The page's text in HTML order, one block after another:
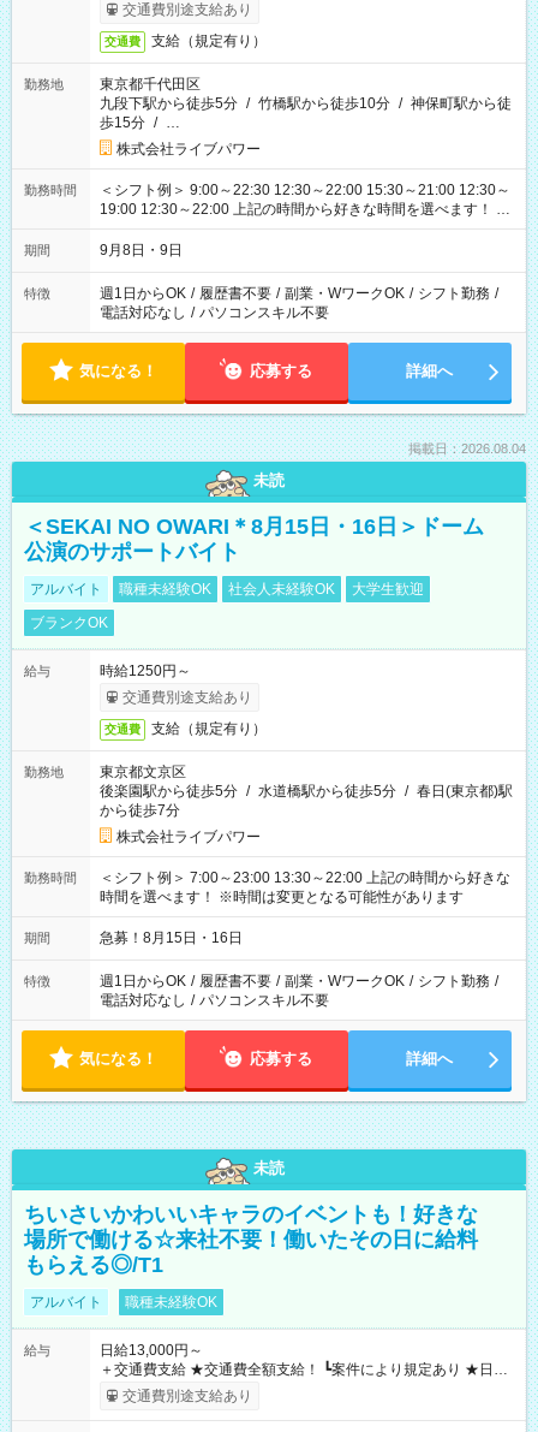
交通費別途支給あり
交通費 支給（規定有り）
勤務地
東京都千代田区
九段下駅から徒歩5分 / 竹橋駅から徒歩10分 / 神保町駅から徒
歩15分 / …
株式会社ライブパワー
勤務時間
＜シフト例＞ 9:00～22:30 12:30～22:00 15:30～21:00 12:30～
19:00 12:30～22:00 上記の時間から好きな時間を選べます！ ※
時間は変更となる可能性があります
期間 9月8日・9日
特徴 週1日からOK / 履歴書不要 / 副業・WワークOK / シフト勤務 /
電話対応なし / パソコンスキル不要
気になる！ 応募する 詳細へ
掲載日：2026.08.04
未読
＜SEKAI NO OWARI＊8月15日・16日＞ドーム
公演のサポートバイト
アルバイト 職種未経験OK 社会人未経験OK
大学生歓迎
ブランクOK
給与
時給1250円～
交通費別途支給あり
交通費 支給（規定有り）
勤務地
東京都文京区
後楽園駅から徒歩5分 / 水道橋駅から徒歩5分 / 春日(東京都)駅
から徒歩7分
株式会社ライブパワー
勤務時間
＜シフト例＞ 7:00～23:00 13:30～22:00 上記の時間から好きな
時間を選べます！ ※時間は変更となる可能性があります
期間 急募！8月15日・16日
特徴 週1日からOK / 履歴書不要 / 副業・WワークOK / シフト勤務 /
電話対応なし / パソコンスキル不要
気になる！ 応募する 詳細へ
未読
ちいさいかわいいキャラのイベントも！好きな
場所で働ける☆来社不要！働いたその日に給料
もらえる◎/T1
アルバイト 職種未経験OK
給与
日給13,000円～
＋交通費支給 ★交通費全額支給！ ┗案件により規定あり ★日払
いOK！（規定あり） ┗働いたその日に現金GET♪ お仕事後はコ
ンビニATMから 日払い分を引き落とせます！ 【試用期間】試
交通費別途支給あり